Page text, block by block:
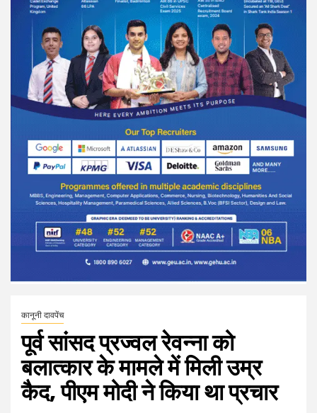
कानूनी दावपेंच
पूर्व सांसद प्रज्वल रेवन्ना को
बलात्कार के मामले में मिली उम्र
कैद, पीएम मोदी ने किया था प्रचार